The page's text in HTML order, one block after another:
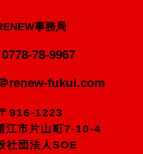
事務局
0778-78-9967
renew-fukui.com
916-1223
江市片山町7-10-4
社団法人SOE